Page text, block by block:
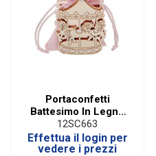
Portaconfetti
Battesimo In Legno
Giostra Rosa (6 PZ)
12SC663
Effettua il login per
vedere i prezzi